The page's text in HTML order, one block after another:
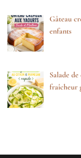
Gâteau
enfants
Salade
fraîcheur